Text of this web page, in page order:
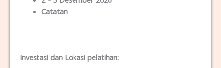
Catatan
Investasi dan Lokasi pelatihan: